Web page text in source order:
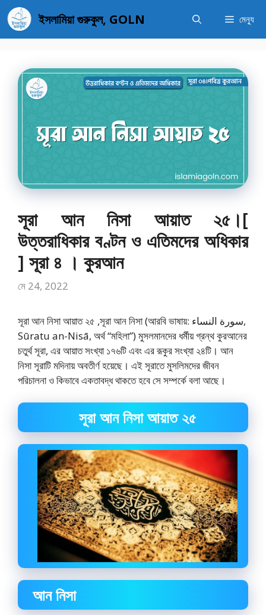
এড়িেয়
লেখায়
যান
ইসলামিয়া গুরুকুল, GOLN মেন্যু
সূরা আন নিসা আয়াত ২৫।[
উত্তরাধিকার বণ্টন ও এতিমদের অধিকার
] সূরা ৪ । কুরআন
মে 24, 2022
সূরা আন নিসা আয়াত ২৫ ,সূরা আন নিসা (আরবি ভাষায়: سورة النساء,
Sūratu an-Nisā, অর্থ “মহিলা”) মুসলমানদের ধর্মীয় গ্রন্থ কুরআনের
চতুর্থ সূরা, এর আয়াত সংখ্যা ১৭৬টি এবং এর রূকুর সংখ্যা ২৪টি। আন
নিসা সূরাটি মদিনায় অবতীর্ণ হয়েছে। এই সূরাতে মুসলিমদের জীবন
পরিচালনা ও কিভাবে একতাবদ্ধ থাকতে হবে সে সম্পর্কে বলা আছে।
সূরা আন নিসা আয়াত ২৫
আন নিসা